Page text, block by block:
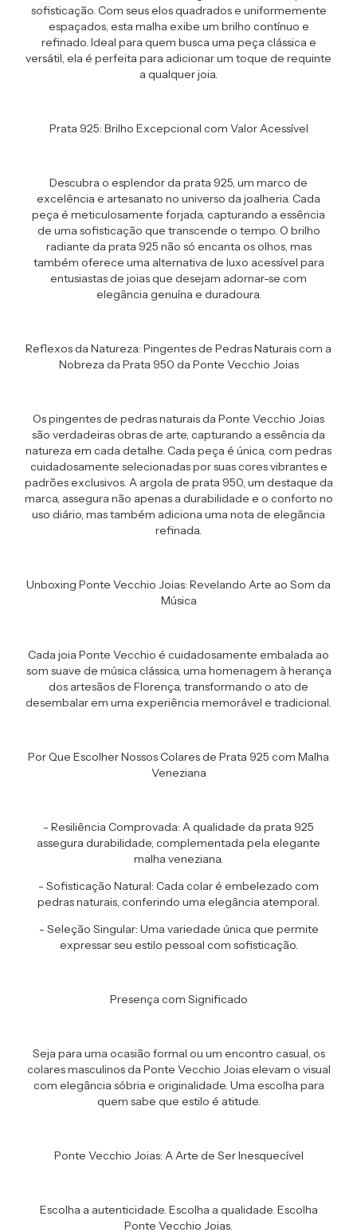
sofisticação. Com seus elos quadrados e uniformemente
espaçados, esta malha exibe um brilho contínuo e
refinado. Ideal para quem busca uma peça clássica e
versátil, ela é perfeita para adicionar um toque de requinte
a qualquer joia.
Prata 925: Brilho Excepcional com Valor Acessível
Descubra o esplendor da prata 925, um marco de
excelência e artesanato no universo da joalheria. Cada
peça é meticulosamente forjada, capturando a essência
de uma sofisticação que transcende o tempo. O brilho
radiante da prata 925 não só encanta os olhos, mas
também oferece uma alternativa de luxo acessível para
entusiastas de joias que desejam adornar-se com
elegância genuína e duradoura.
Reflexos da Natureza: Pingentes de Pedras Naturais com a
Nobreza da Prata 950 da Ponte Vecchio Joias
Os pingentes de pedras naturais da Ponte Vecchio Joias
são verdadeiras obras de arte, capturando a essência da
natureza em cada detalhe. Cada peça é única, com pedras
cuidadosamente selecionadas por suas cores vibrantes e
padrões exclusivos. A argola de prata 950, um destaque da
marca, assegura não apenas a durabilidade e o conforto no
uso diário, mas também adiciona uma nota de elegância
refinada.
Unboxing Ponte Vecchio Joias: Revelando Arte ao Som da
Música
Cada joia Ponte Vecchio é cuidadosamente embalada ao
som suave de música clássica, uma homenagem à herança
dos artesãos de Florença, transformando o ato de
desembalar em uma experiência memorável e tradicional.
Por Que Escolher Nossos Colares de Prata 925 com Malha
Veneziana
- Resiliência Comprovada: A qualidade da prata 925
assegura durabilidade, complementada pela elegante
malha veneziana.
- Sofisticação Natural: Cada colar é embelezado com
pedras naturais, conferindo uma elegância atemporal.
- Seleção Singular: Uma variedade única que permite
expressar seu estilo pessoal com sofisticação.
Presença com Significado
Seja para uma ocasião formal ou um encontro casual, os
colares masculinos da Ponte Vecchio Joias elevam o visual
com elegância sóbria e originalidade. Uma escolha para
quem sabe que estilo é atitude.
Ponte Vecchio Joias: A Arte de Ser Inesquecível
Escolha a autenticidade. Escolha a qualidade. Escolha
Ponte Vecchio Joias.